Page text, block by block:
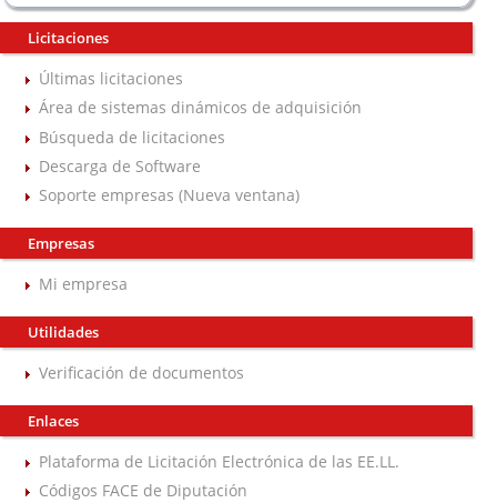
Licitaciones
Últimas licitaciones
Área de sistemas dinámicos de adquisición
Búsqueda de licitaciones
Descarga de Software
Soporte empresas (Nueva ventana)
Empresas
Mi empresa
Utilidades
Verificación de documentos
Enlaces
Plataforma de Licitación Electrónica de las EE.LL.
Códigos FACE de Diputación